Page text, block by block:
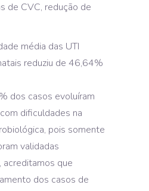
de CVC, redução de
média das UTI
reduziu de 46,64%
dos casos evoluíram
dificuldades na
pois somente
validadas
que
dos casos de